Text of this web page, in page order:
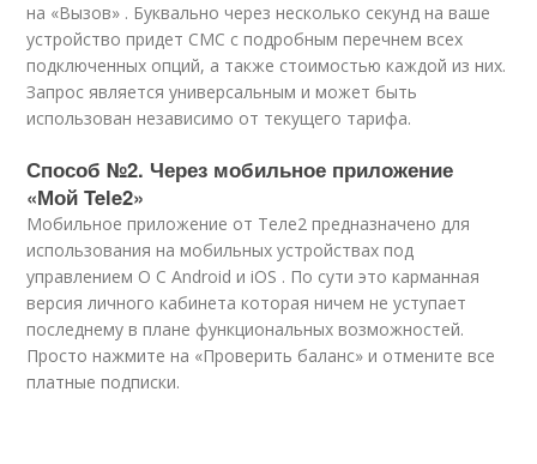
на «Вызов» . Буквально через несколько секунд на ваше
устройство придет СМС с подробным перечнем всех
подключенных опций, а также стоимостью каждой из них.
Запрос является универсальным и может быть
использован независимо от текущего тарифа.
Способ №2. Через мобильное приложение
«Мой Tele2»
Мобильное приложение от Теле2 предназначено для
использования на мобильных устройствах под
управлением О С Android и iOS . По сути это карманная
версия личного кабинета которая ничем не уступает
последнему в плане функциональных возможностей.
Просто нажмите на «Проверить баланс» и отмените все
платные подписки.